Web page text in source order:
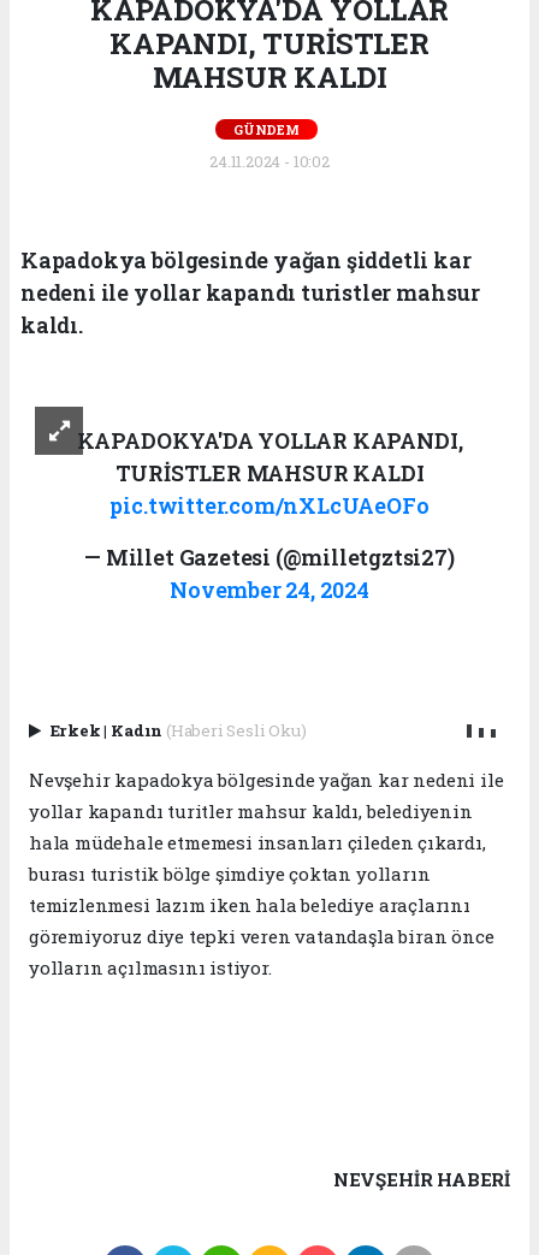
KAPADOKYA'DA YOLLAR
KAPANDI, TURİSTLER
MAHSUR KALDI
GÜNDEM
24.11.2024 - 10:02
Kapadokya bölgesinde yağan şiddetli kar
nedeni ile yollar kapandı turistler mahsur
kaldı.
KAPADOKYA'DA YOLLAR KAPANDI,
TURİSTLER MAHSUR KALDI
pic.twitter.com/nXLcUAeOFo
— Millet Gazetesi (@milletgztsi27)
November 24, 2024
Erkek| Kadın (Haberi Sesli Oku)
Nevşehir kapadokya bölgesinde yağan kar nedeni ile
yollar kapandı turitler mahsur kaldı, belediyenin
hala müdehale etmemesi insanları çileden çıkardı,
burası turistik bölge şimdiye çoktan yolların
temizlenmesi lazım iken hala belediye araçlarını
göremiyoruz diye tepki veren vatandaşla biran önce
yolların açılmasını istiyor.
NEVŞEHIR HABERİ